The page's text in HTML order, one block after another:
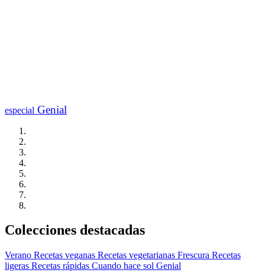
especial Genial
Colecciones destacadas
Verano Recetas veganas Recetas vegetarianas Frescura Recetas
ligeras Recetas rápidas Cuando hace sol Genial